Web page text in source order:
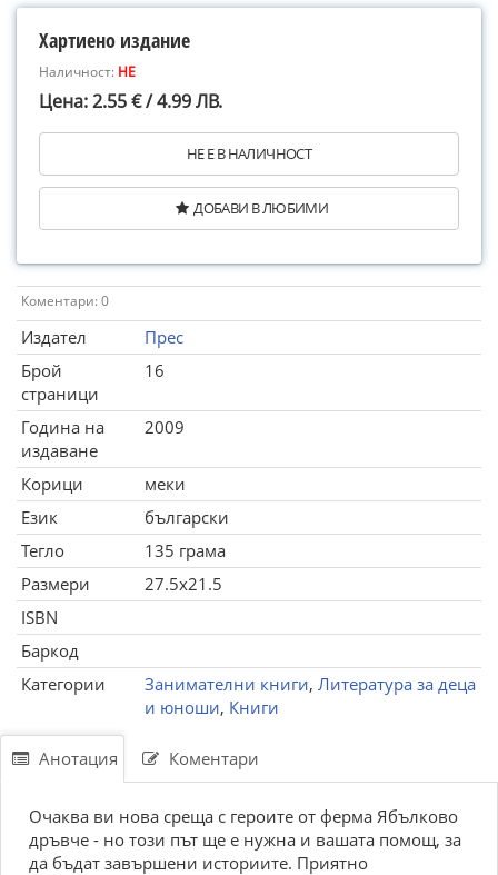
Хартиено издание
Наличност: НЕ
Цена: 2.55 € / 4.99 ЛВ.
НЕ Е В НАЛИЧНОСТ
ДОБАВИ В ЛЮБИМИ
Коментари: 0
Издател
Прес
Брой
страници
16
Година на
издаване
2009
Корици
меки
Език
български
Тегло
135 грама
Размери
27.5x21.5
ISBN
Баркод
Категории
Занимателни книги, Литература за деца
и юноши, Книги
Анотация Коментари
Очаква ви нова среща с героите от ферма Ябълково
дръвче - но този път ще е нужна и вашата помощ, за
да бъдат завършени историите. Приятно